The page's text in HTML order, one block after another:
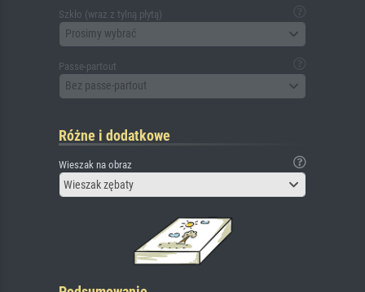
Szkło (wraz z tylną płytą)
Prosimy wybrać
Passe-partout
Bez passe-partout
Różne i dodatkowe
Wieszak na obraz
Wieszak zębaty